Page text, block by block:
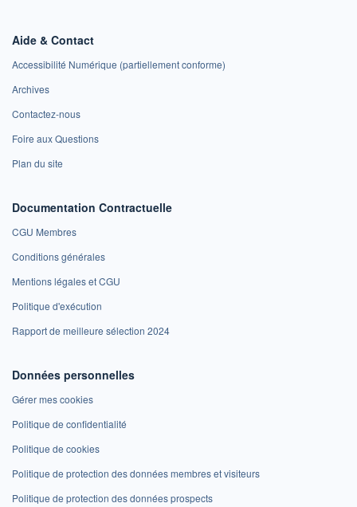
Aide & Contact
Accessibilité Numérique (partiellement conforme)
Archives
Contactez-nous
Foire aux Questions
Plan du site
Documentation Contractuelle
CGU Membres
Conditions générales
Mentions légales et CGU
Politique d'exécution
Rapport de meilleure sélection 2024
Données personnelles
Gérer mes cookies
Politique de confidentialité
Politique de cookies
Politique de protection des données membres et visiteurs
Politique de protection des données prospects